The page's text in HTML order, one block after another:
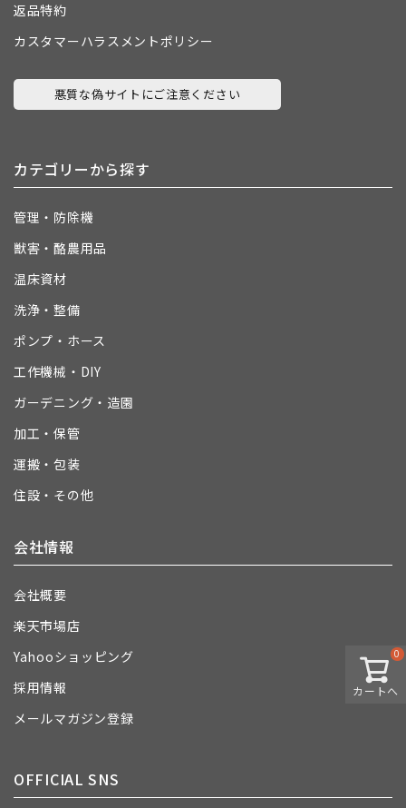
カートへ
0
返品特約
カスタマーハラスメントポリシー
悪質な偽サイトにご注意ください
カテゴリーから探す
管理・防除機
獣害・酪農用品
温床資材
洗浄・整備
ポンプ・ホース
工作機械・DIY
ガーデニング・造園
加工・保管
運搬・包装
住設・その他
会社情報
会社概要
楽天市場店
Yahooショッピング
採用情報
メールマガジン登録
OFFICIAL SNS